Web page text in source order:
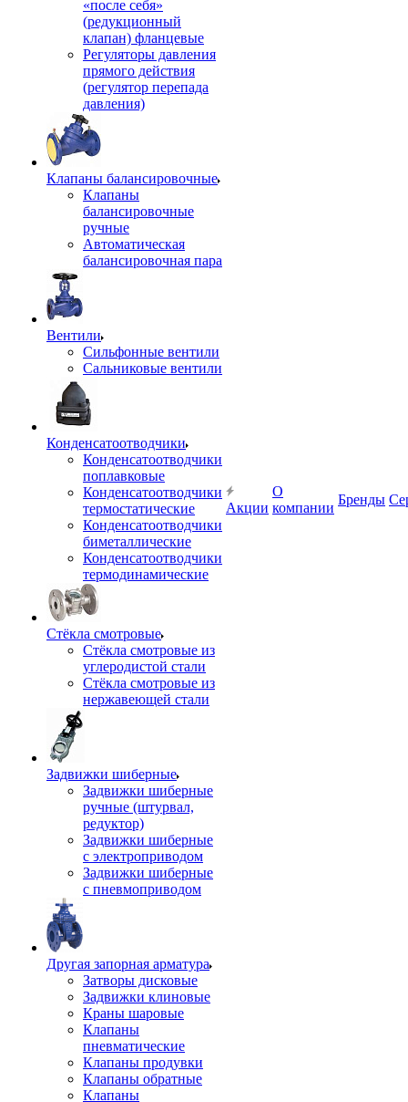
«после себя»
(редукционный
клапан) фланцевые
Регуляторы давления
прямого действия
(регулятор перепада
давления)
Клапаны балансировочные
Клапаны
балансировочные
ручные
Автоматическая
балансировочная пара
Вентили
Сильфонные вентили
Сальниковые вентили
Конденсатоотводчики
Конденсатоотводчики
поплавковые
Конденсатоотводчики
термостатические
Конденсатоотводчики
биметаллические
Конденсатоотводчики
термодинамические
Стёкла смотровые
Стёкла смотровые из
углеродистой стали
Стёкла смотровые из
нержавеющей стали
Задвижки шиберные
Задвижки шиберные
ручные (штурвал,
редуктор)
Задвижки шиберные
с электроприводом
Задвижки шиберные
с пневмоприводом
Другая запорная арматура
Затворы дисковые
Задвижки клиновые
Краны шаровые
Клапаны
пневматические
Клапаны продувки
Клапаны обратные
Клапаны
Акции
О
компании
Бренды